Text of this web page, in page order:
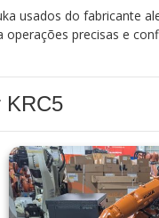
usados do fabricante
precisas e
KRC5